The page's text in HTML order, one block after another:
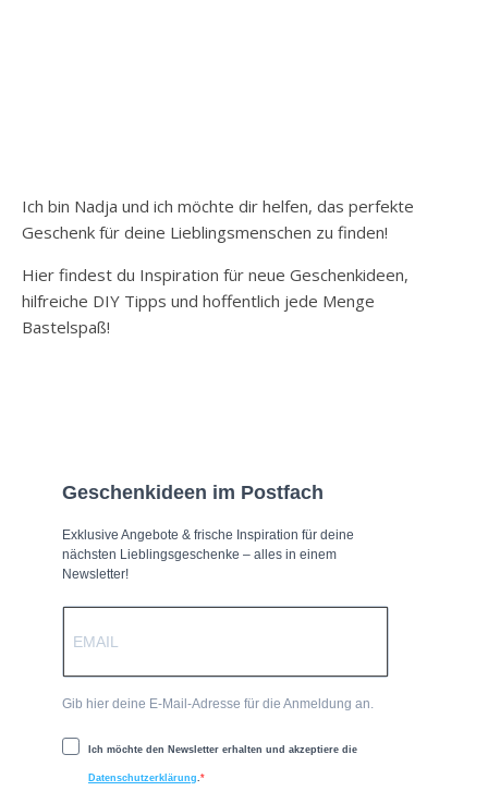
Ich bin Nadja und ich möchte dir helfen, das perfekte
Geschenk für deine Lieblingsmenschen zu finden!
Hier findest du Inspiration für neue Geschenkideen,
hilfreiche DIY Tipps und hoffentlich jede Menge
Bastelspaß!
Geschenkideen im Postfach
Exklusive Angebote & frische Inspiration für deine
nächsten Lieblingsgeschenke – alles in einem
Newsletter!
Gib hier deine E-Mail-Adresse für die Anmeldung an.
Ich möchte den Newsletter erhalten und akzeptiere die
Datenschutzerklärung.